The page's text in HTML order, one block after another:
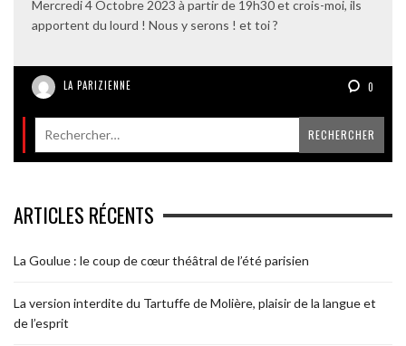
Mercredi 4 Octobre 2023 à partir de 19h30 et crois-moi, ils
apportent du lourd ! Nous y serons ! et toi ?
LA PARIZIENNE 0
ARTICLES RÉCENTS
La Goulue : le coup de cœur théâtral de l’été parisien
La version interdite du Tartuffe de Molière, plaisir de la langue et
de l’esprit